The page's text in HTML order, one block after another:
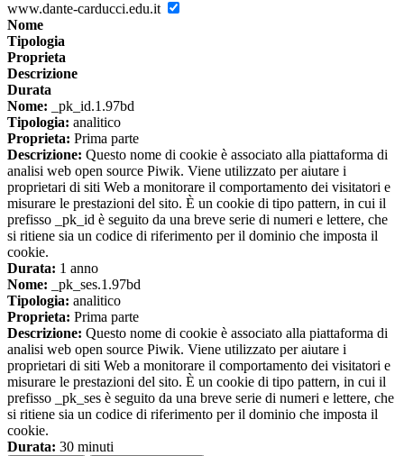
www.dante-carducci.edu.it
Nome
Tipologia
Proprieta
Descrizione
Durata
Nome: _pk_id.1.97bd
Tipologia: analitico
Proprieta: Prima parte
Descrizione: Questo nome di cookie è associato alla piattaforma di
analisi web open source Piwik. Viene utilizzato per aiutare i
proprietari di siti Web a monitorare il comportamento dei visitatori e
misurare le prestazioni del sito. È un cookie di tipo pattern, in cui il
prefisso _pk_id è seguito da una breve serie di numeri e lettere, che
si ritiene sia un codice di riferimento per il dominio che imposta il
cookie.
Durata: 1 anno
Nome: _pk_ses.1.97bd
Tipologia: analitico
Proprieta: Prima parte
Descrizione: Questo nome di cookie è associato alla piattaforma di
analisi web open source Piwik. Viene utilizzato per aiutare i
proprietari di siti Web a monitorare il comportamento dei visitatori e
misurare le prestazioni del sito. È un cookie di tipo pattern, in cui il
prefisso _pk_ses è seguito da una breve serie di numeri e lettere, che
si ritiene sia un codice di riferimento per il dominio che imposta il
cookie.
Durata: 30 minuti